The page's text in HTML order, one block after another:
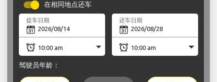
在相同地点还车
提车日期 还车日期
驾驶员年龄：